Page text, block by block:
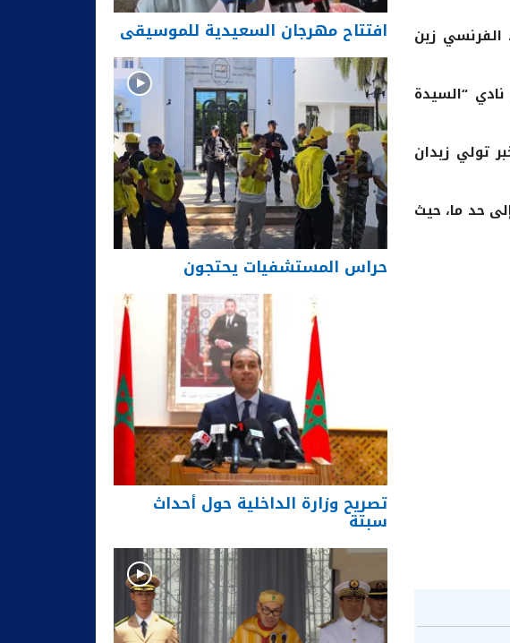
الفرنسي زين
“السيدة
تولي زيدان
حد ما، حيث
افتتاح مهرجان السعيدية للموسيقى
حراس المستشفيات يحتجون
تصريح وزارة الداخلية حول أحداث
سبتة